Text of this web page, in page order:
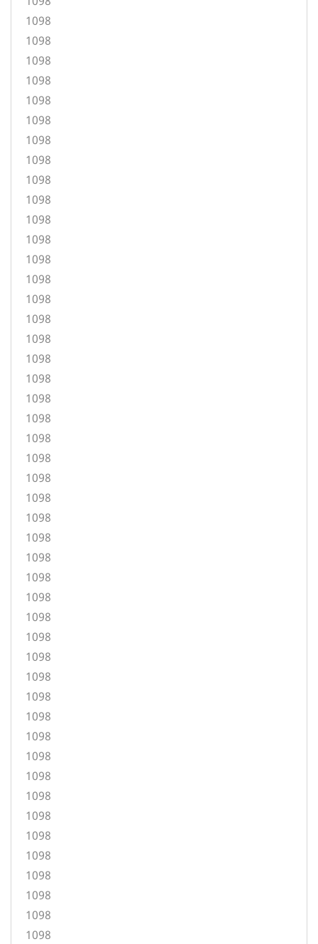
1098
1098
1098
1098
1098
1098
1098
1098
1098
1098
1098
1098
1098
1098
1098
1098
1098
1098
1098
1098
1098
1098
1098
1098
1098
1098
1098
1098
1098
1098
1098
1098
1098
1098
1098
1098
1098
1098
1098
1098
1098
1098
1098
1098
1098
1098
1098